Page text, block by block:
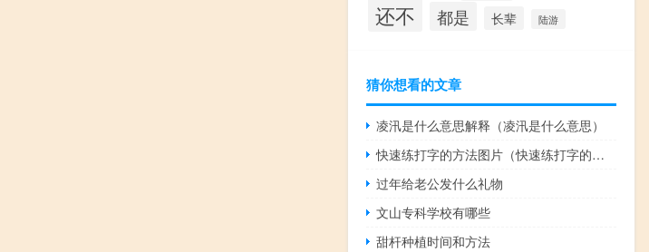
还不 都是 长辈 陆游
猜你想看的文章
凌汛是什么意思解释（凌汛是什么意思）
快速练打字的方法图片（快速练打字的方法）
过年给老公发什么礼物
文山专科学校有哪些
甜杆种植时间和方法